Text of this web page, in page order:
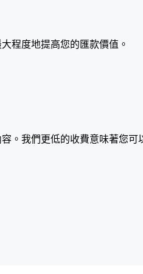
大程度地提高您的匯款價值。
。我們更低的收費意味著您可